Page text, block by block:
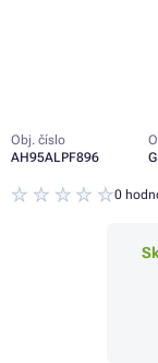
Obj. číslo
AH95ALPF896
0